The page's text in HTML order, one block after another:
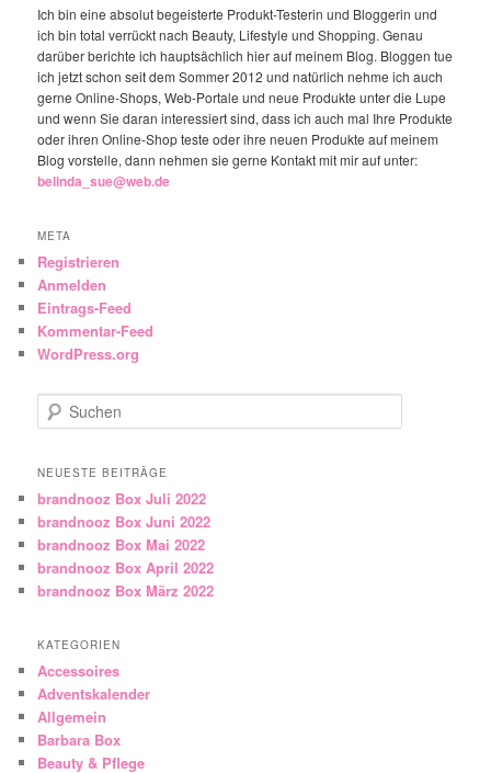
Ich bin eine absolut begeisterte Produkt-Testerin und Bloggerin und
ich bin total verrückt nach Beauty, Lifestyle und Shopping. Genau
darüber berichte ich hauptsächlich hier auf meinem Blog. Bloggen tue
ich jetzt schon seit dem Sommer 2012 und natürlich nehme ich auch
gerne Online-Shops, Web-Portale und neue Produkte unter die Lupe
und wenn Sie daran interessiert sind, dass ich auch mal Ihre Produkte
oder ihren Online-Shop teste oder ihre neuen Produkte auf meinem
Blog vorstelle, dann nehmen sie gerne Kontakt mit mir auf unter:
belinda_sue@web.de
META
Registrieren
Anmelden
Eintrags-Feed
Kommentar-Feed
WordPress.org
Suchen
NEUESTE BEITRÄGE
brandnooz Box Juli 2022
brandnooz Box Juni 2022
brandnooz Box Mai 2022
brandnooz Box April 2022
brandnooz Box März 2022
KATEGORIEN
Accessoires
Adventskalender
Allgemein
Barbara Box
Beauty & Pflege